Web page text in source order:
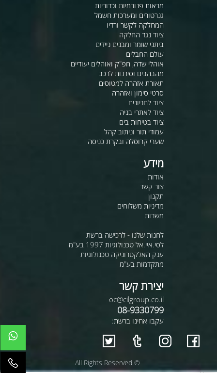
מראות פנורמיות וכדוריות
גנרטורים ומערכות חשמל
המחלקה לקשר ורדיו
ציוד נגד החלקה
ביתני שומר ומבנים ניידים
עולם החבלים
אוהלי שדה, חפ"ק ואוהלים יעודיים
מהבהבים וסירנות לרכב
תאורת אזהרה למטוסים
סרטי סימון ואזהרה
ציוד לחניונים
ציוד לאתרי בניה
ציוד בטיחות בים
עמודי תור וניתוב קהל
שערי קרוסלה ובקרת כניסה
מידע
אודות
צור קשר
תקנון
מדיניות משלוחים
משרות
לחנות שלנו - לרכישה ברשת
לסי.איי.אל טכנולוגיות 1997 בע"מ
ענק האלקטרוניקה טכנולוגיות
מתקדמות בע"מ
יצירת קשר
oc@cilgroup.co.il
08-9330799
עקבו אחינו ברשת:
© All Rights Reserved